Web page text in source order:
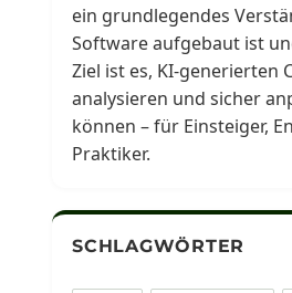
ein grundlegendes
Software aufgebaut ist
Ziel ist es, KI-generierten
analysieren und sicher
können – für Einsteiger,
Praktiker.
SCHLAGWÖRTER